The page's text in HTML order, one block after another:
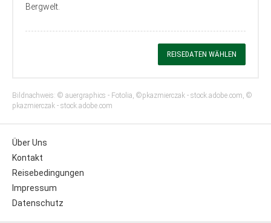
Bergwelt.
REISEDATEN WÄHLEN
Bildnachweis: © auergraphics - Fotolia, ©pkazmierczak - stock.adobe.com, ©
pkazmierczak - stock.adobe.com
Über Uns
Kontakt
Reisebedingungen
Impressum
Datenschutz